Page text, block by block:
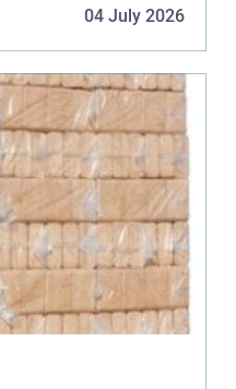
kommer ud med et
04 July 2026